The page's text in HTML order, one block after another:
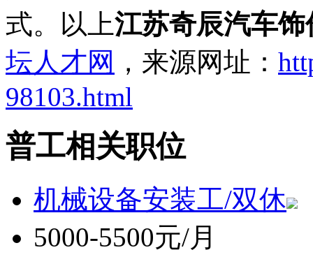
式。以上江苏奇辰汽车
坛人才网 ，来源网址：
98103.html
普工相关职位
机械设备安装工/双休
5000-5500元/月